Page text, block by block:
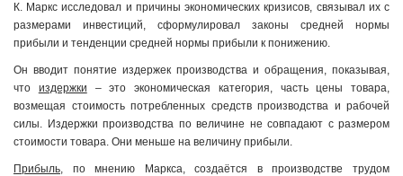
К. Маркс исследовал и причины экономических кризисов, связывал их с
размерами инвестиций, сформулировал законы средней нормы
прибыли и тенденции средней нормы прибыли к понижению.
Он вводит понятие издержек производства и обращения, показывая,
что издержки – это экономическая категория, часть цены товара,
возмещая стоимость потребленных средств производства и рабочей
силы. Издержки производства по величине не совпадают с размером
стоимости товара. Они меньше на величину прибыли.
Прибыль, по мнению Маркса, создаётся в производстве трудом